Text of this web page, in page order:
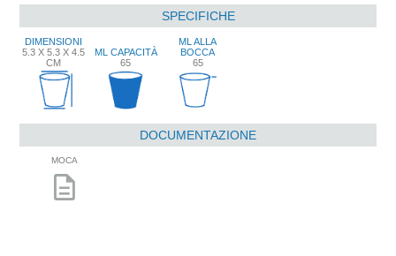
SPECIFICHE
DIMENSIONI
5.3 X 5.3 X 4.5
CM
ML CAPACITÀ
65
ML ALLA
BOCCA
65
DOCUMENTAZIONE
MOCA
description